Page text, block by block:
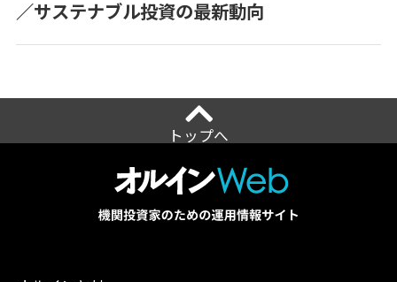
／サステナブル投資の最新動向
トップへ